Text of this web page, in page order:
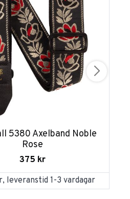
5380 Axelband Noble
Rose
375 kr
leveranstid 1-3 vardagar